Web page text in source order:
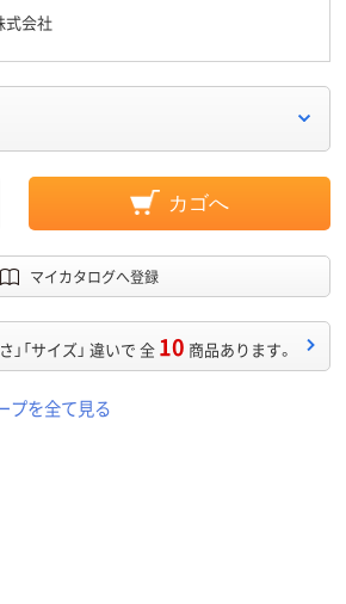
式会社
カゴへ
マイカタログへ登録
」「サイズ」 違いで 全 10 商品あります。
プを全て見る